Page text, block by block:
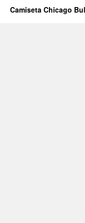
Camiseta Chicago